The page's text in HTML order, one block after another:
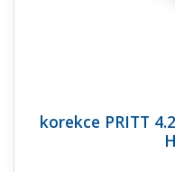
korekce PRITT